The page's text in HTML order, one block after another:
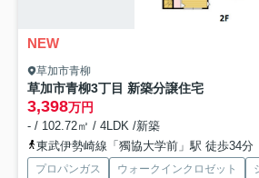
NEW
草加市青柳
草加市青柳3丁目 新築分譲住宅
3,398万円
- / 102.72㎡ / 4LDK /新築
東武伊勢崎線「獨協大学前」駅 徒歩34分
プロパンガス ウォークインクロゼット